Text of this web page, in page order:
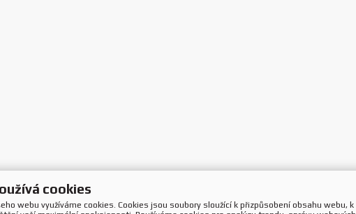
cookies
webu využíváme cookies. Cookies jsou soubory sloužící k přizpůsobení obsahu webu, k